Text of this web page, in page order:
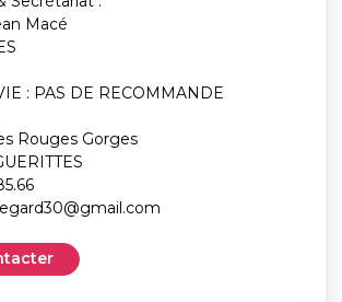
Macé
: PAS DE RECOMMANDE
Rouges Gorges